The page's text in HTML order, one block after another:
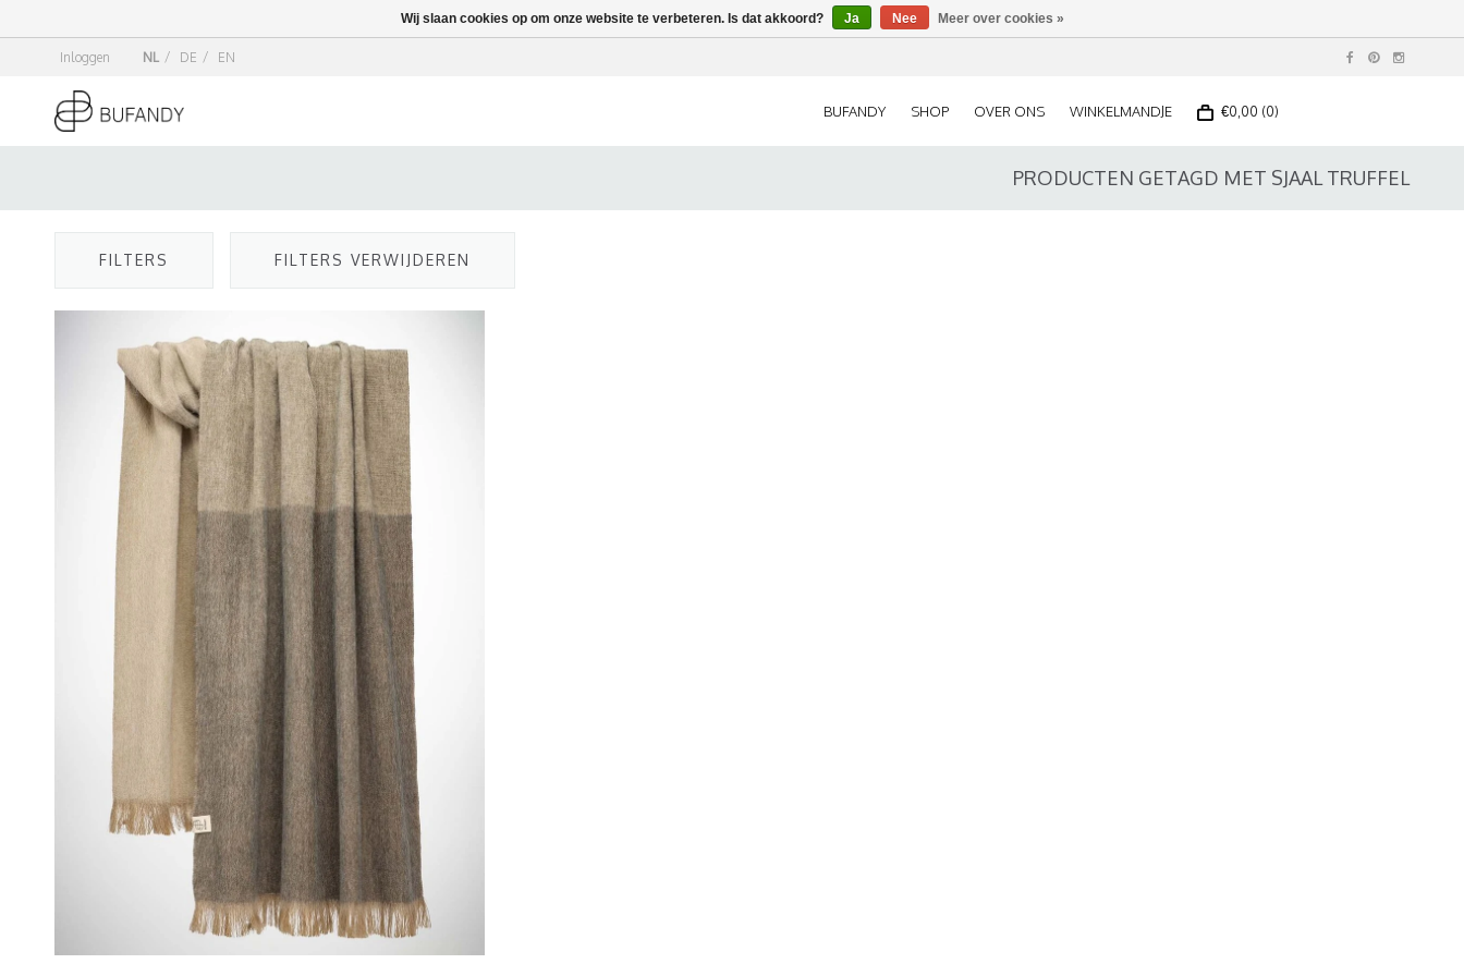
Inloggen NL / DE / EN
BUFANDY SHOP OVER ONS WINKELMANDJE €0,00 (0)
PRODUCTEN GETAGD MET SJAAL TRUFFEL
FILTERS FILTERS VERWIJDEREN
Wij slaan cookies op om onze website te verbeteren. Is dat akkoord? Ja Nee Meer over cookies »